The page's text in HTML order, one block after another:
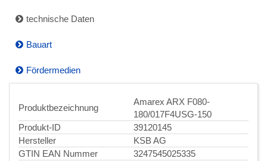
technische Daten
Bauart
Fördermedien
Produktbezeichnung
Amarex ARX F080-
180/017F4USG-150
Produkt-ID
39120145
Hersteller
KSB AG
GTIN EAN Nummer
3247545025335